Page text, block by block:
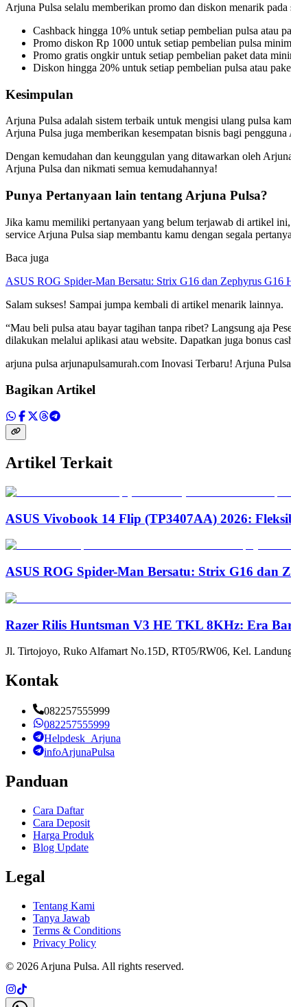
Arjuna Pulsa selalu memberikan promo dan diskon menarik
Cashback hingga 10% untuk setiap pembelian pulsa atau
Promo diskon Rp 1000 untuk setiap pembelian pulsa
Promo gratis ongkir untuk setiap pembelian paket data
Diskon hingga 20% untuk setiap pembelian pulsa atau
Kesimpulan
Arjuna Pulsa adalah sistem terbaik untuk mengisi ulang pulsa
Arjuna Pulsa juga memberikan kesempatan bisnis bagi pengguna
Dengan kemudahan dan keunggulan yang ditawarkan oleh
Arjuna Pulsa dan nikmati semua kemudahannya!
Punya Pertanyaan lain tentang Arjuna Pulsa?
Jika kamu memiliki pertanyaan yang belum terjawab di artikel
service Arjuna Pulsa siap membantu kamu dengan segala
Baca juga
ASUS ROG Spider-Man Bersatu: Strix G16 dan Zephyrus G16
Salam sukses! Sampai jumpa kembali di artikel menarik lainnya.
“Mau beli pulsa atau bayar tagihan tanpa ribet? Langsung aja
dilakukan melalui aplikasi atau website. Dapatkan juga bonus
arjuna pulsa arjunapulsamurah.com Inovasi Terbaru! Arjuna
Bagikan Artikel
Artikel Terkait
ASUS Vivobook 14 Flip (TP3407AA) 2026:
ASUS ROG Spider-Man Bersatu: Strix G16 dan
Razer Rilis Huntsman V3 HE TKL 8KHz: Era
Jl. Tirtojoyo, Ruko Alfamart No.15D, RT05/RW06, Kel.
Kontak
082257555999
082257555999
Helpdesk_Arjuna
infoArjunaPulsa
Panduan
Cara Daftar
Cara Deposit
Harga Produk
Blog Update
Legal
Tentang Kami
Tanya Jawab
Terms & Conditions
Privacy Policy
© 2026 Arjuna Pulsa. All rights reserved.